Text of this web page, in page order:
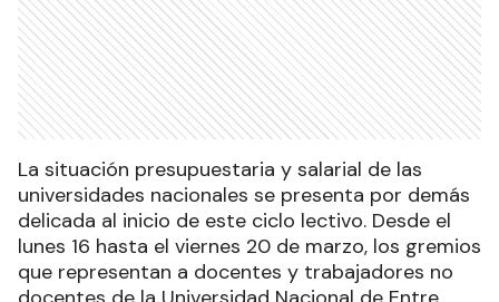
La situación presupuestaria y salarial de las
universidades nacionales se presenta por demás
delicada al inicio de este ciclo lectivo. Desde el
lunes 16 hasta el viernes 20 de marzo, los gremios
que representan a docentes y trabajadores no